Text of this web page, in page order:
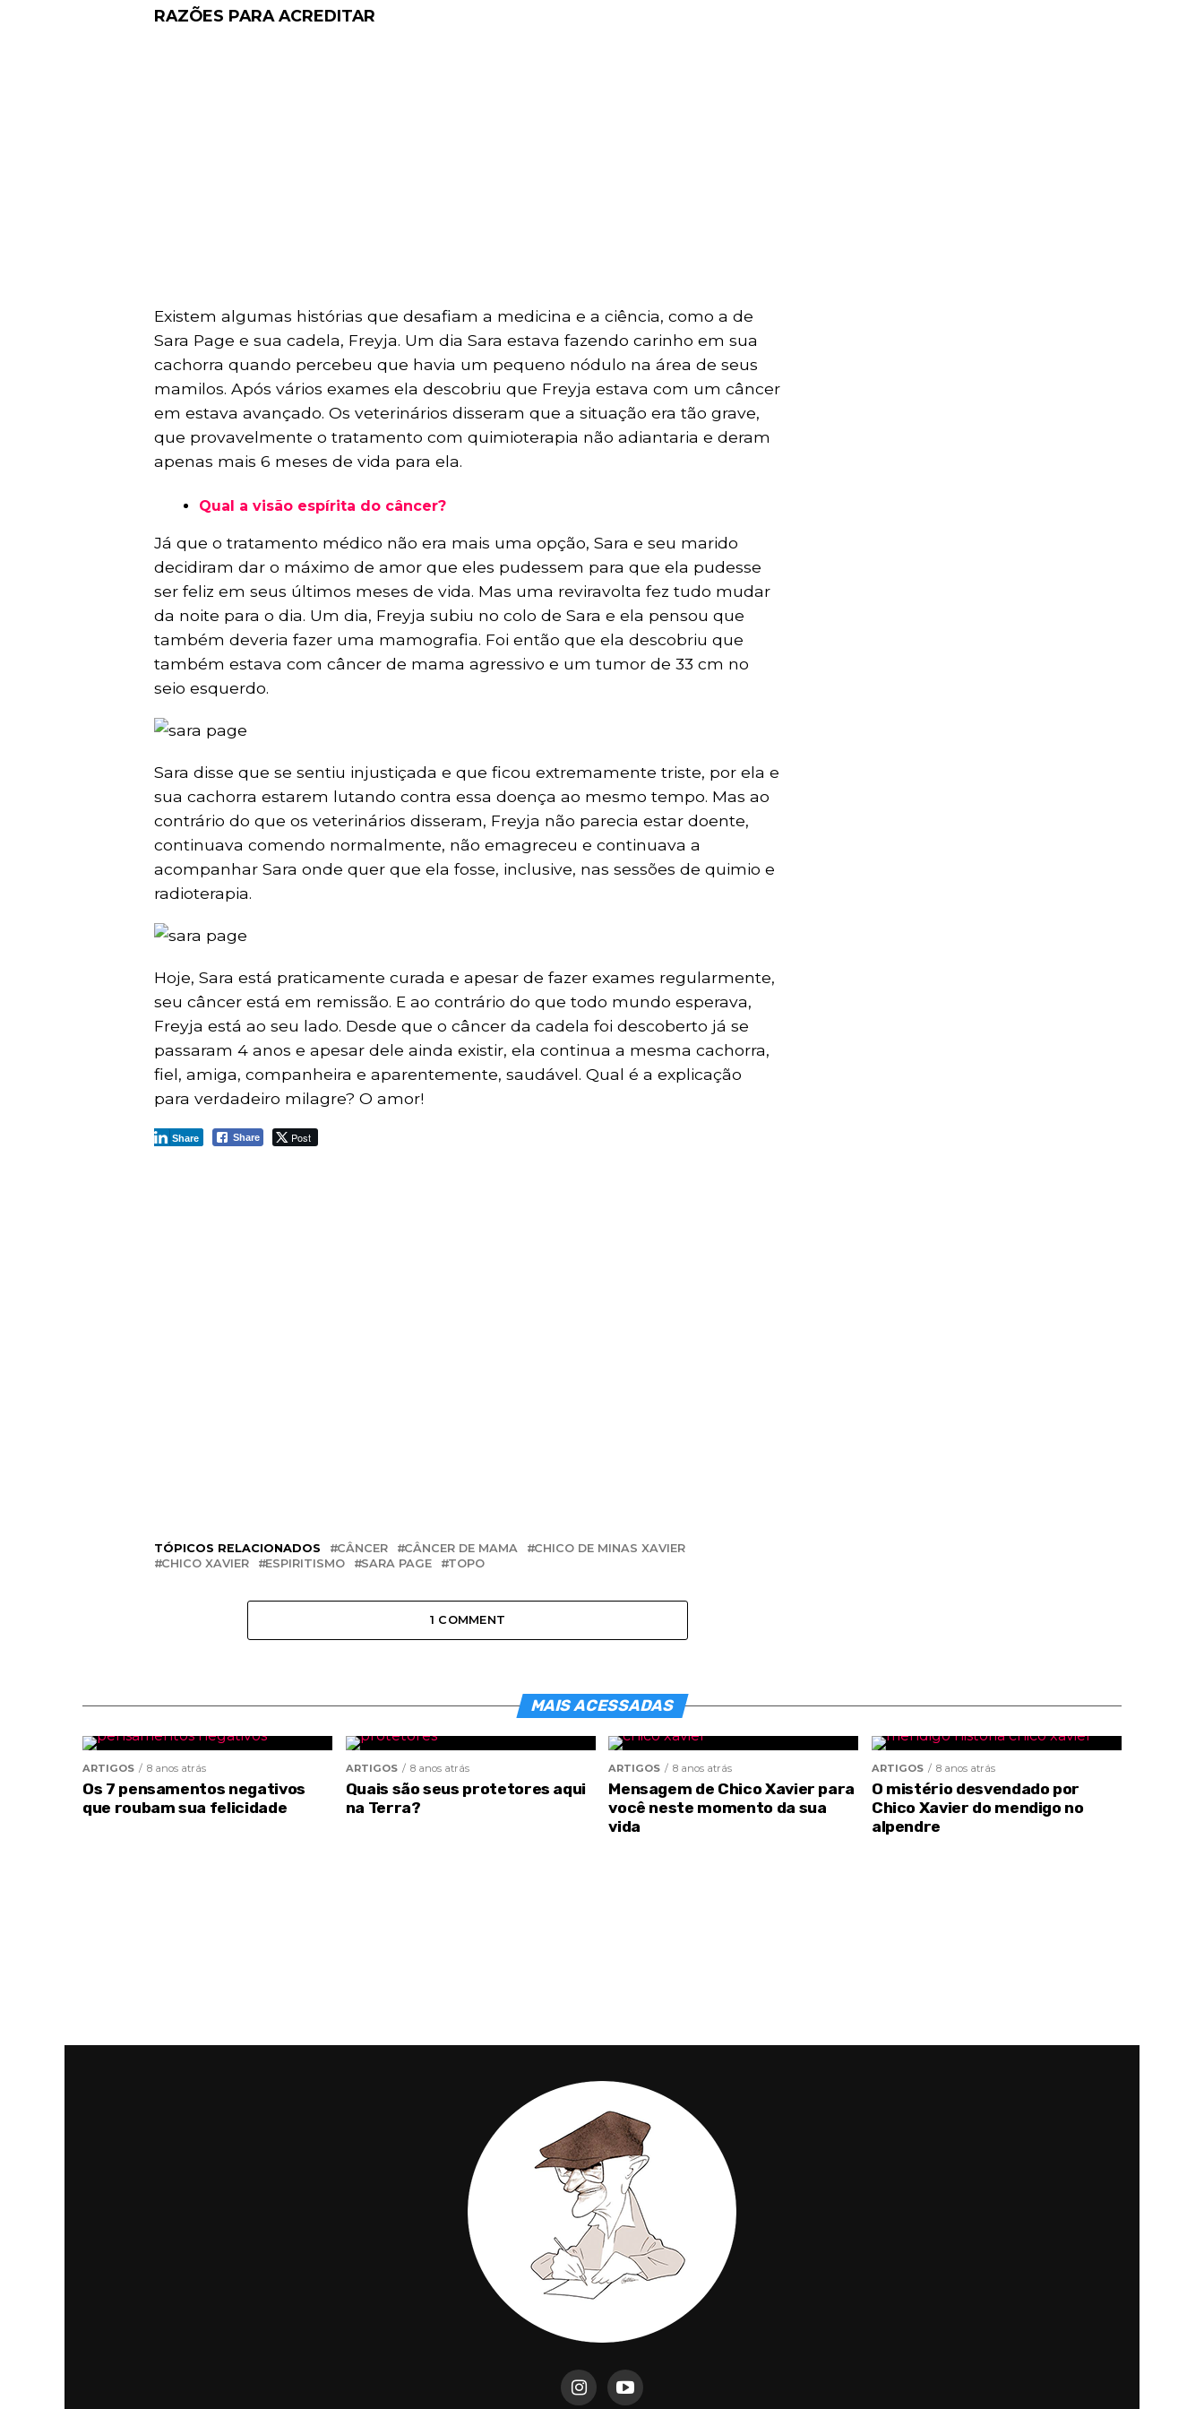
RAZÕES PARA ACREDITAR
Existem algumas histórias que desafiam a medicina e a ciência, como a de
Sara Page e sua cadela, Freyja. Um dia Sara estava fazendo carinho em sua
cachorra quando percebeu que havia um pequeno nódulo na área de seus
mamilos. Após vários exames ela descobriu que Freyja estava com um câncer
em estava avançado. Os veterinários disseram que a situação era tão grave,
que provavelmente o tratamento com quimioterapia não adiantaria e deram
apenas mais 6 meses de vida para ela.
Qual a visão espírita do câncer?
Já que o tratamento médico não era mais uma opção, Sara e seu marido
decidiram dar o máximo de amor que eles pudessem para que ela pudesse
ser feliz em seus últimos meses de vida. Mas uma reviravolta fez tudo mudar
da noite para o dia. Um dia, Freyja subiu no colo de Sara e ela pensou que
também deveria fazer uma mamografia. Foi então que ela descobriu que
também estava com câncer de mama agressivo e um tumor de 33 cm no
seio esquerdo.
Sara disse que se sentiu injustiçada e que ficou extremamente triste, por ela e
sua cachorra estarem lutando contra essa doença ao mesmo tempo. Mas ao
contrário do que os veterinários disseram, Freyja não parecia estar doente,
continuava comendo normalmente, não emagreceu e continuava a
acompanhar Sara onde quer que ela fosse, inclusive, nas sessões de quimio e
radioterapia.
Hoje, Sara está praticamente curada e apesar de fazer exames regularmente,
seu câncer está em remissão. E ao contrário do que todo mundo esperava,
Freyja está ao seu lado. Desde que o câncer da cadela foi descoberto já se
passaram 4 anos e apesar dele ainda existir, ela continua a mesma cachorra,
fiel, amiga, companheira e aparentemente, saudável. Qual é a explicação
para verdadeiro milagre? O amor!
Share Post
Share
TÓPICOS RELACIONADOS CÂNCER CÂNCER DE MAMA
CHICO DE MINAS XAVIER
CHICO XAVIER
ESPIRITISMO SARA PAGE TOPO
1 COMMENT
MAIS ACESSADAS
ARTIGOS 8 anos atrás
Os 7 pensamentos negativos
que roubam sua felicidade
ARTIGOS 8 anos atrás
Quais são seus protetores aqui
na Terra?
ARTIGOS 8 anos atrás
Mensagem de Chico Xavier para
você neste momento da sua
vida
ARTIGOS 8 anos atrás
O mistério desvendado por
Chico Xavier do mendigo no
alpendre